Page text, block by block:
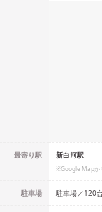
最寄り駅 新白河駅
※Google Mapか
駐車場 駐車場／120